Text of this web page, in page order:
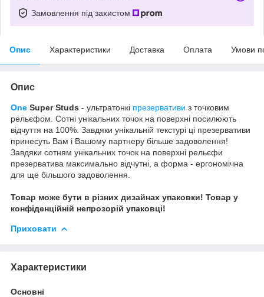
Замовлення під захистом
Опис Характеристики Доставка Оплата Умови
Опис
One Super Studs - ультратонкі презервативи з точковим
рельєфом. Сотні унікальних точок на поверхні посилюють
відчуття на 100%. Завдяки унікальній текстурі ці презервативи
принесуть Вам і Вашому партнеру більше задоволення!
Завдяки сотням унікальних точок на поверхні рельєфи
презерватива максимально відчутні, а форма - ергономічна
для ще більшого задоволення.
Товар може бути в різних дизайнах упаковки! Товар у
конфіденційній непрозорій упаковці!
Приховати
Характеристики
Основні